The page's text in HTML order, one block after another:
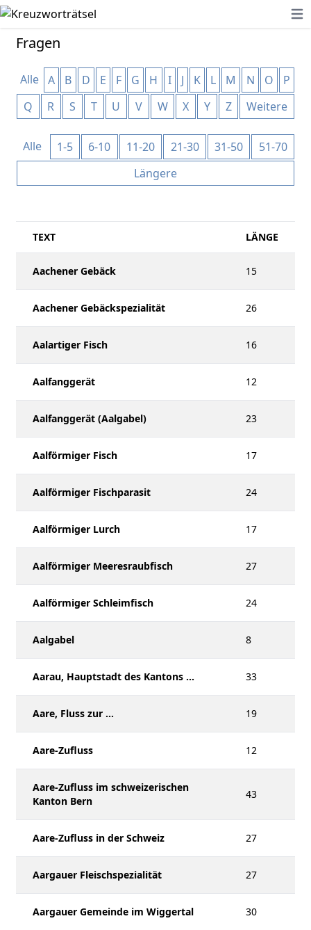
Fragen
Alle A B D E F G H I J K L M N O
P
Q
R S T U V W X Y Z Weitere
Alle 1-5 6-10 11-20 21-30 31-50
51-70
Längere
TEXT LÄNGE
Aachener Gebäck 15
Aachener Gebäckspezialität 26
Aalartiger Fisch 16
Aalfanggerät 12
Aalfanggerät (Aalgabel) 23
Aalförmiger Fisch 17
Aalförmiger Fischparasit 24
Aalförmiger Lurch 17
Aalförmiger Meeresraubfisch 27
Aalförmiger Schleimfisch 24
Aalgabel 8
Aarau, Hauptstadt des Kantons ... 33
Aare, Fluss zur ... 19
Aare-Zufluss 12
Aare-Zufluss im schweizerischen
Kanton Bern
43
Aare-Zufluss in der Schweiz 27
Aargauer Fleischspezialität 27
Aargauer Gemeinde im Wiggertal 30